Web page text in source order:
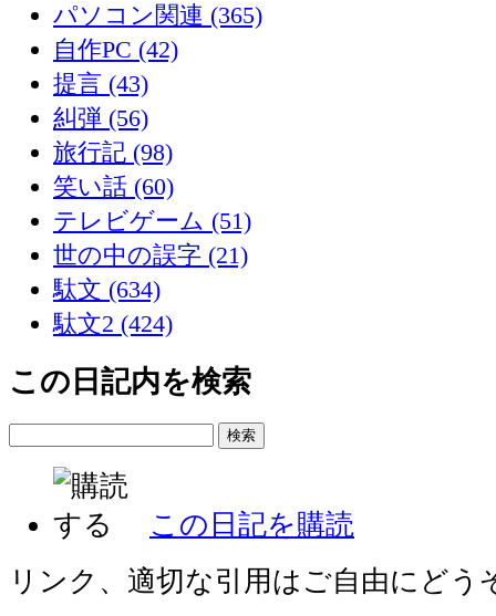
パソコン関連 (365)
自作PC (42)
提言 (43)
糾弾 (56)
旅行記 (98)
笑い話 (60)
テレビゲーム (51)
世の中の誤字 (21)
駄文 (634)
駄文2 (424)
この日記内を検索
この日記を購読
リンク、適切な引用はご自由にどう